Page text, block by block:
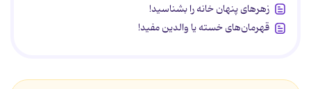
زهرهای پنهان خانه را بشناسید!
قهرمان‌های خسته یا والدین مفید!